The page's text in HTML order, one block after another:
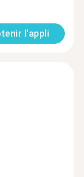
l'appli